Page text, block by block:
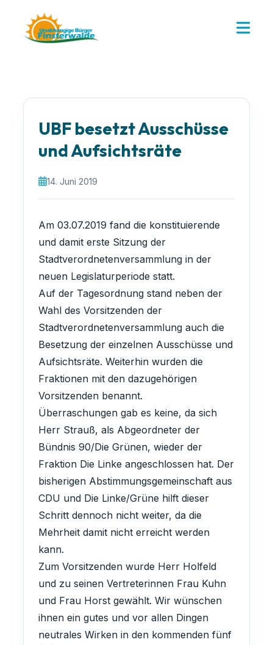
UBF besetzt Ausschüsse
und Aufsichtsräte
14. Juni 2019
Am 03.07.2019 fand die konstituierende
und damit erste Sitzung der
Stadtverordnetenversammlung in der
neuen Legislaturperiode statt.
Auf der Tagesordnung stand neben der
Wahl des Vorsitzenden der
Stadtverordnetenversammlung auch die
Besetzung der einzelnen Ausschüsse und
Aufsichtsräte. Weiterhin wurden die
Fraktionen mit den dazugehörigen
Vorsitzenden benannt.
Überraschungen gab es keine, da sich
Herr Strauß, als Abgeordneter der
Bündnis 90/Die Grünen, wieder der
Fraktion Die Linke angeschlossen hat. Der
bisherigen Abstimmungsgemeinschaft aus
CDU und Die Linke/Grüne hilft dieser
Schritt dennoch nicht weiter, da die
Mehrheit damit nicht erreicht werden
kann.
Zum Vorsitzenden wurde Herr Holfeld
und zu seinen Vertreterinnen Frau Kuhn
und Frau Horst gewählt. Wir wünschen
ihnen ein gutes und vor allen Dingen
neutrales Wirken in den kommenden fünf